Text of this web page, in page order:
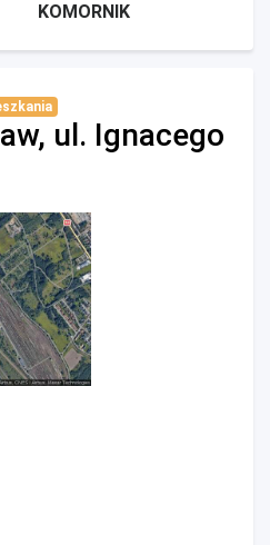
KOMORNIK
ul. Ignacego